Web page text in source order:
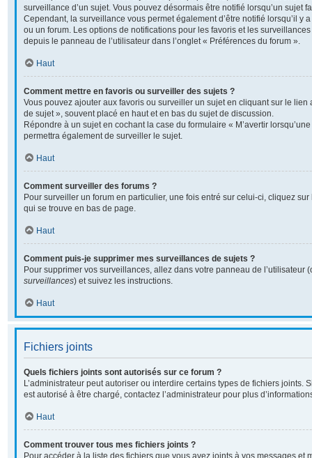
surveillance d’un sujet. Vous pouvez désormais être notifié lorsqu’un sujet
Cependant, la surveillance vous permet également d’être notifié lorsqu’il y
ou un forum. Les options de notifications pour les favoris et les
depuis le panneau de l’utilisateur dans l’onglet « Préférences du forum ».
Haut
Comment mettre en favoris ou surveiller des sujets ?
Vous pouvez ajouter aux favoris ou surveiller un sujet en cliquant sur le
de sujet », souvent placé en haut et en bas du sujet de discussion.
Répondre à un sujet en cochant la case du formulaire « M’avertir
permettra également de surveiller le sujet.
Haut
Comment surveiller des forums ?
Pour surveiller un forum en particulier, une fois entré sur celui-ci, cliquez
qui se trouve en bas de page.
Haut
Comment puis-je supprimer mes surveillances de sujets ?
Pour supprimer vos surveillances, allez dans votre panneau de l’utilisateur
surveillances) et suivez les instructions.
Haut
Fichiers joints
Quels fichiers joints sont autorisés sur ce forum ?
L’administrateur peut autoriser ou interdire certains types de fichiers joints.
est autorisé à être chargé, contactez l’administrateur pour plus
Haut
Comment trouver tous mes fichiers joints ?
Pour accéder à la liste des fichiers que vous avez joints à vos messages et